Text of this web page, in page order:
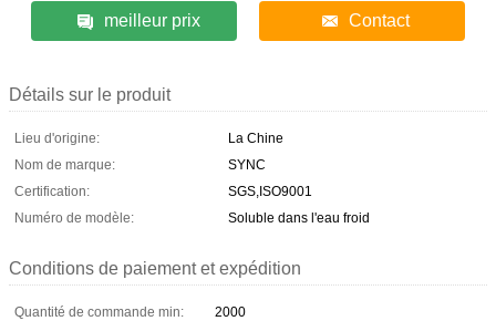
meilleur prix Contact
Détails sur le produit
Lieu d'origine:
La Chine
Nom de marque:
SYNC
Certification:
SGS,ISO9001
Numéro de modèle:
Soluble dans l'eau froid
Conditions de paiement et expédition
Quantité de commande min:
2000